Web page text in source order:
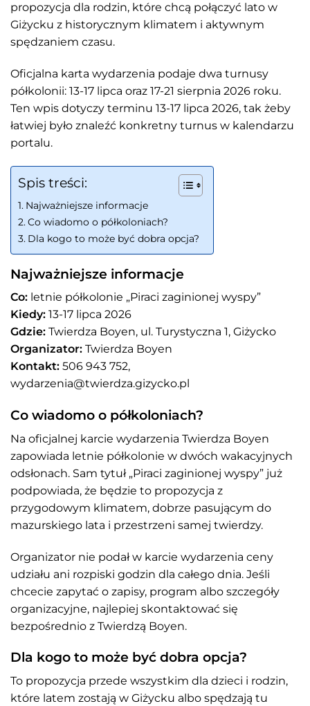
propozycja dla rodzin, które chcą połączyć lato w
Giżycku z historycznym klimatem i aktywnym
spędzaniem czasu.
Oficjalna karta wydarzenia podaje dwa turnusy
półkolonii: 13-17 lipca oraz 17-21 sierpnia 2026 roku.
Ten wpis dotyczy terminu 13-17 lipca 2026, tak żeby
łatwiej było znaleźć konkretny turnus w kalendarzu
portalu.
Spis treści:
Najważniejsze informacje
Co wiadomo o półkoloniach?
Dla kogo to może być dobra opcja?
Najważniejsze informacje
Co: letnie półkolonie „Piraci zaginionej wyspy”
Kiedy: 13-17 lipca 2026
Gdzie: Twierdza Boyen, ul. Turystyczna 1, Giżycko
Organizator: Twierdza Boyen
Kontakt: 506 943 752,
wydarzenia@twierdza.gizycko.pl
Co wiadomo o półkoloniach?
Na oficjalnej karcie wydarzenia Twierdza Boyen
zapowiada letnie półkolonie w dwóch wakacyjnych
odsłonach. Sam tytuł „Piraci zaginionej wyspy” już
podpowiada, że będzie to propozycja z
przygodowym klimatem, dobrze pasującym do
mazurskiego lata i przestrzeni samej twierdzy.
Organizator nie podał w karcie wydarzenia ceny
udziału ani rozpiski godzin dla całego dnia. Jeśli
chcecie zapytać o zapisy, program albo szczegóły
organizacyjne, najlepiej skontaktować się
bezpośrednio z Twierdzą Boyen.
Dla kogo to może być dobra opcja?
To propozycja przede wszystkim dla dzieci i rodzin,
które latem zostają w Giżycku albo spędzają tu